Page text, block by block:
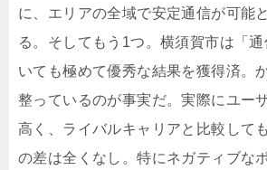
に、エリアの全域で安定通信が可能
る。そしてもう1つ。横須賀市は「
いても極めて優秀な結果を獲得済。
整っているのが事実だ。実際にユー
高く、ライバルキャリアと比較して
の差は全くなし。特にネガティブな